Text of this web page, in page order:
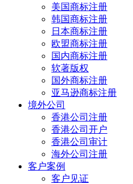
美国商标注册
韩国商标注册
日本商标注册
欧盟商标注册
国内商标注册
软著版权
国外商标注册
亚马逊商标注册
境外公司
香港公司注册
香港公司开户
香港公司审计
海外公司注册
客户案例
客户见证